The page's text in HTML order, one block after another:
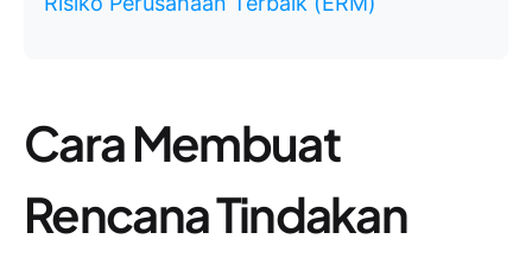
Cara Membuat
Rencana Tindakan